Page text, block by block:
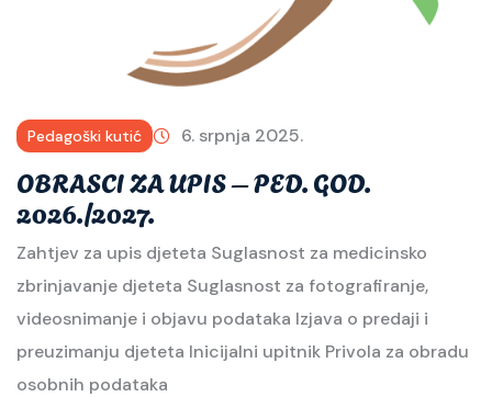
Pedagoški kutić 6. srpnja 2025.
OBRASCI ZA UPIS – PED. GOD.
2026./2027.
Zahtjev za upis djeteta Suglasnost za medicinsko
zbrinjavanje djeteta Suglasnost za fotografiranje,
videosnimanje i objavu podataka Izjava o predaji i
preuzimanju djeteta Inicijalni upitnik Privola za obradu
osobnih podataka